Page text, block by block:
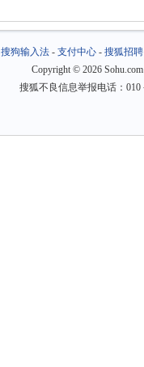
搜狗输入法- 支付中心- 搜狐招聘
Copyright © 2026
搜狐不良信息举报电话：010